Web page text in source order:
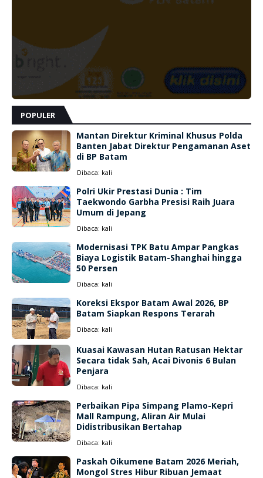
POPULER
Mantan Direktur Kriminal Khusus Polda
Banten Jabat Direktur Pengamanan Aset
di BP Batam
Dibaca: kali
Polri Ukir Prestasi Dunia : Tim
Taekwondo Garbha Presisi Raih Juara
Umum di Jepang
Dibaca: kali
Modernisasi TPK Batu Ampar Pangkas
Biaya Logistik Batam-Shanghai hingga
50 Persen
Dibaca: kali
Koreksi Ekspor Batam Awal 2026, BP
Batam Siapkan Respons Terarah
Dibaca: kali
Kuasai Kawasan Hutan Ratusan Hektar
Secara tidak Sah, Acai Divonis 6 Bulan
Penjara
Dibaca: kali
Perbaikan Pipa Simpang Plamo-Kepri
Mall Rampung, Aliran Air Mulai
Didistribusikan Bertahap
Dibaca: kali
Paskah Oikumene Batam 2026 Meriah,
Mongol Stres Hibur Ribuan Jemaat